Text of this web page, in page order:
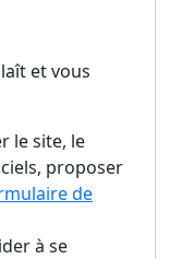
et vous
le site, le
proposer
de
à se